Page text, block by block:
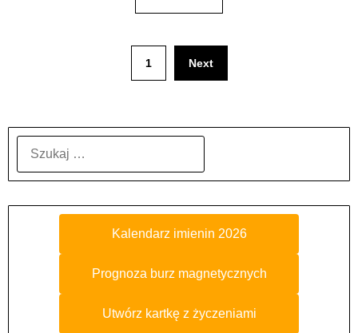
1 Next
Kalendarz imienin 2026
Prognoza burz magnetycznych
Utwórz kartkę z życzeniami